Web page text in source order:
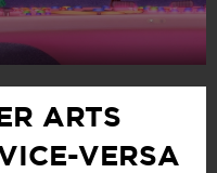
ARTS
VERSA